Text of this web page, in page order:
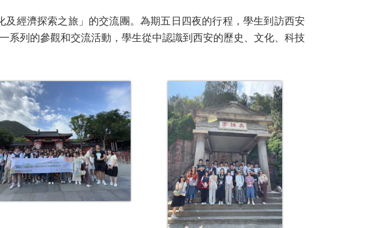
及經濟探索之旅」的交流團。為期五日四夜的行程，學生到訪西安
列的參觀和交流活動，學生從中認識到西安的歷史、文化、科技